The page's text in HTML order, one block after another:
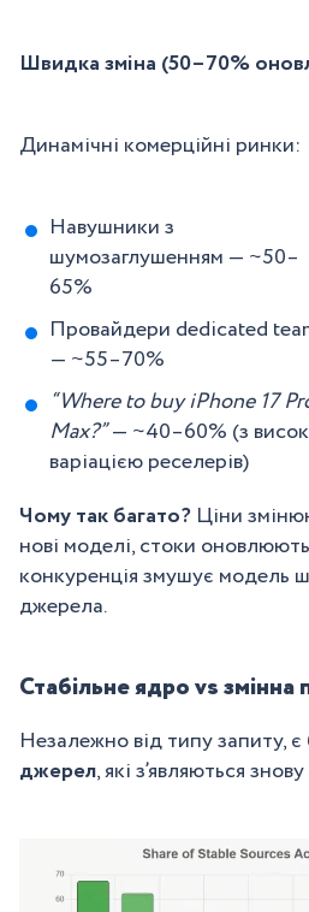
Швидка зміна (50–70%
Динамічні комерційні ринки:
Навушники з
шумозаглушенням — ~50–
65%
Провайдери dedicated
— ~55–70%
“Where to buy iPhone 17
Max?”— ~40–60% (з
варіацією реселерів)
Чому так багато? Ціни
нові моделі, стоки
конкуренція змушує модель
джерела.
Стабільне ядро vs змінна
Незалежно від типу запиту, є
джерел, які з’являються